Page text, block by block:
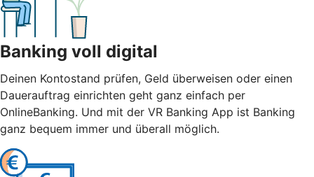
Banking voll digital
Deinen Kontostand prüfen, Geld überweisen oder einen
Dauerauftrag einrichten geht ganz einfach per
OnlineBanking. Und mit der VR Banking App ist Banking
ganz bequem immer und überall möglich.